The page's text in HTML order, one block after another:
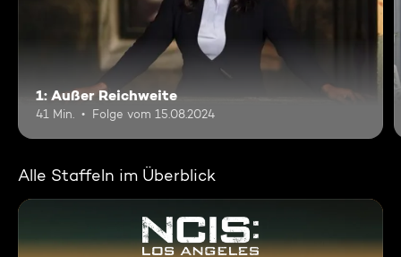
1: Außer Reichweite
41 Min. Folge vom 15.08.2024
Alle Staffeln im Überblick